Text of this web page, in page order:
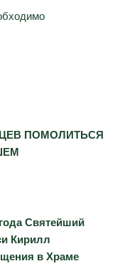
ПОМОЛИТЬСЯ
Святейший
Кирилл
в Храме